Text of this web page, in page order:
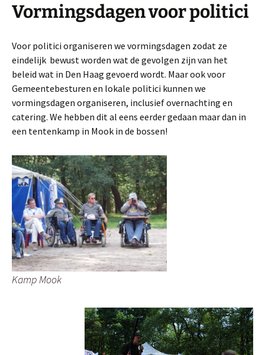
Vormingsdagen voor politici
Voor politici organiseren we vormingsdagen zodat ze
eindelijk bewust worden wat de gevolgen zijn van het
beleid wat in Den Haag gevoerd wordt. Maar ook voor
Gemeentebesturen en lokale politici kunnen we
vormingsdagen organiseren, inclusief overnachting en
catering. We hebben dit al eens eerder gedaan maar dan in
een tentenkamp in Mook in de bossen!
Kamp Mook